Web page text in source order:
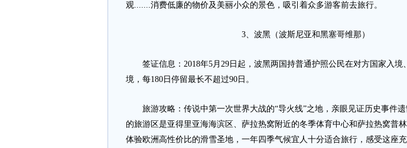
观.......消费低廉的物价及美丽小众的景色，吸引着众多游客前去旅行。
3、波黑（波斯尼亚和黑塞哥维那）
签证信息：2018年5月29日起，波黑两国持普通护照公民在对方国家入境
境，每180日停留最长不超过90日。
旅游攻略：传说中第一次世界大战的“导火线”之地，亲眼见证历史事件遗
的旅游区是亚得里亚海海滨区、萨拉热窝附近的冬季体育中心和萨拉热窝普
体验欧洲高性价比的滑雪圣地，一年四季气候宜人十分适合旅行，感受这座